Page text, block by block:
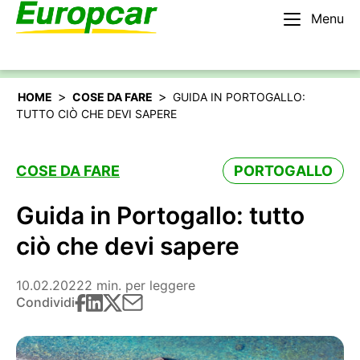
Menu
Italiano
HOME > COSE DA FARE > GUIDA IN PORTOGALLO:
TUTTO CIÒ CHE DEVI SAPERE
COSE DA FARE PORTOGALLO
Guida in Portogallo: tutto
ciò che devi sapere
10.02.20222 min. per leggere
Condividi